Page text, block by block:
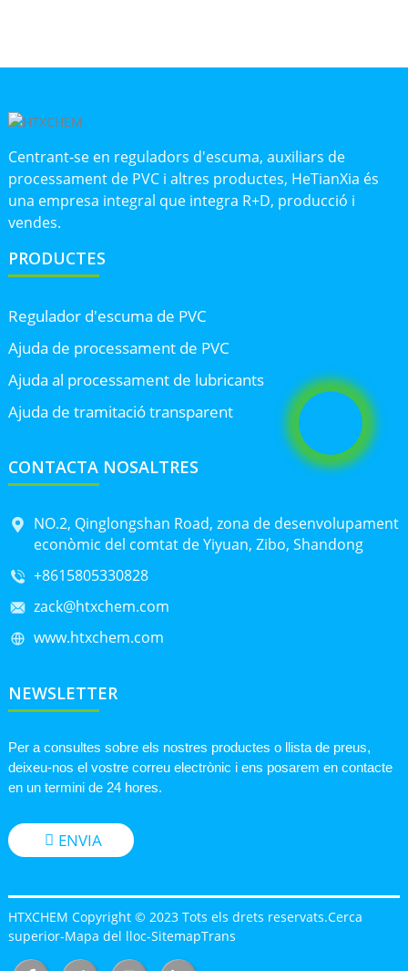
Centrant-se en reguladors d'escuma, auxiliars de
processament de PVC i altres productes, HeTianXia és
una empresa integral que integra R+D, producció i
vendes.
PRODUCTES
Regulador d'escuma de PVC
Ajuda de processament de PVC
Ajuda al processament de lubricants
Ajuda de tramitació transparent
CONTACTA NOSALTRES
NO.2, Qinglongshan Road, zona de desenvolupament
econòmic del comtat de Yiyuan, Zibo, Shandong
+8615805330828
zack@htxchem.com
www.htxchem.com
NEWSLETTER
Per a consultes sobre els nostres productes o llista de preus,
deixeu-nos el vostre correu electrònic i ens posarem en contacte
en un termini de 24 hores.
ENVIA
HTXCHEM Copyright © 2023 Tots els drets reservats.Cerca
superior-Mapa del lloc-SitemapTrans